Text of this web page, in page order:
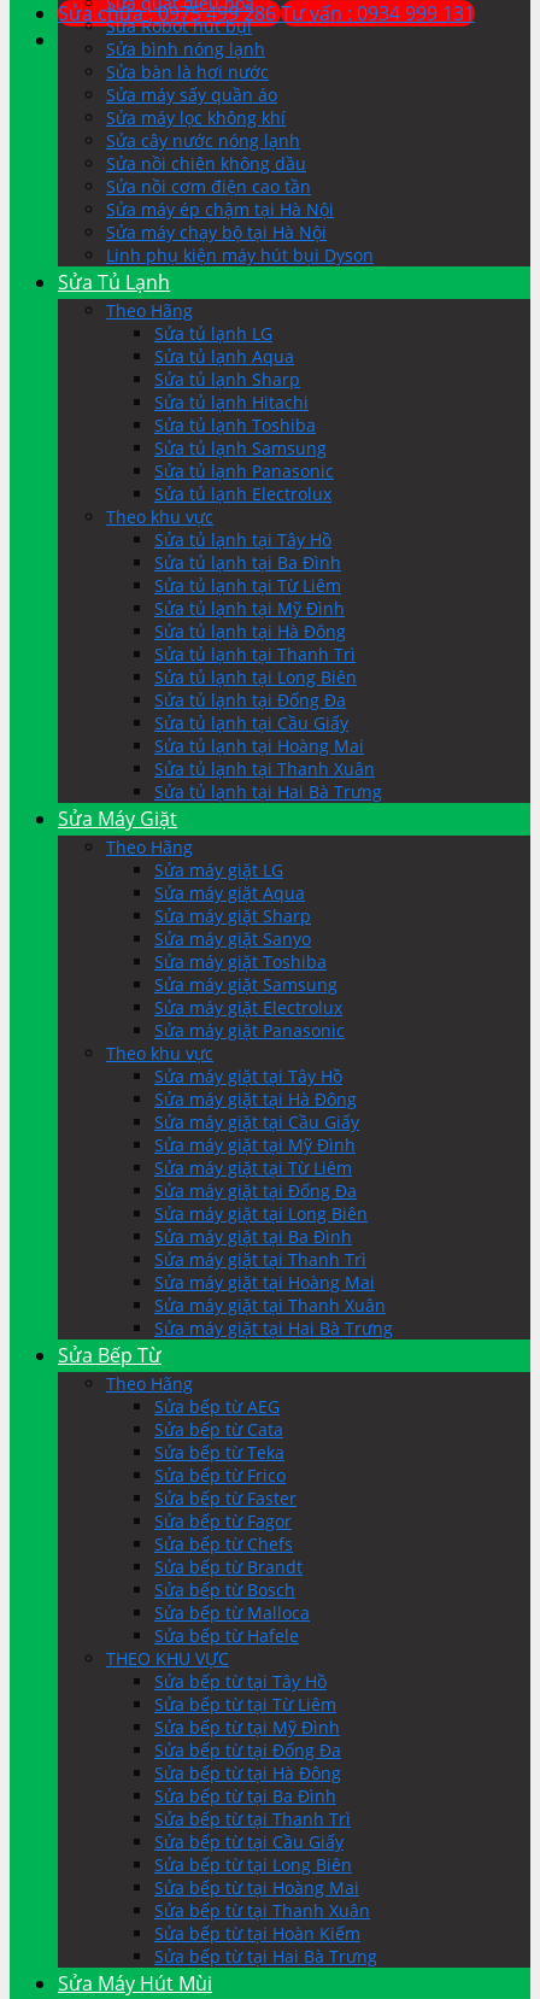
Sửa chữa : 0975 499 286Tư vấn : 0934 999 131
Sửa Robot hút bụi
Sửa bình nóng lạnh
Sửa bàn là hơi nước
Sửa máy sấy quần áo
Sửa máy lọc không khí
Sửa cây nước nóng lạnh
Sửa nồi chiên không dầu
Sửa nồi cơm điện cao tần
Sửa máy ép chậm tại Hà Nội
Sửa máy chạy bộ tại Hà Nội
Linh phụ kiện máy hút bụi Dyson
Sửa Tủ Lạnh
Theo Hãng
Sửa tủ lạnh LG
Sửa tủ lạnh Aqua
Sửa tủ lạnh Sharp
Sửa tủ lạnh Hitachi
Sửa tủ lạnh Toshiba
Sửa tủ lạnh Samsung
Sửa tủ lạnh Panasonic
Sửa tủ lạnh Electrolux
Theo khu vực
Sửa tủ lạnh tại Tây Hồ
Sửa tủ lạnh tại Ba Đình
Sửa tủ lạnh tại Từ Liêm
Sửa tủ lạnh tại Mỹ Đình
Sửa tủ lạnh tại Hà Đông
Sửa tủ lạnh tại Thanh Trì
Sửa tủ lạnh tại Long Biên
Sửa tủ lạnh tại Đống Đa
Sửa tủ lạnh tại Cầu Giấy
Sửa tủ lạnh tại Hoàng Mai
Sửa tủ lạnh tại Thanh Xuân
Sửa tủ lạnh tại Hai Bà Trưng
Sửa Máy Giặt
Theo Hãng
Sửa máy giặt LG
Sửa máy giặt Aqua
Sửa máy giặt Sharp
Sửa máy giặt Sanyo
Sửa máy giặt Toshiba
Sửa máy giặt Samsung
Sửa máy giặt Electrolux
Sửa máy giặt Panasonic
Theo khu vực
Sửa máy giặt tại Tây Hồ
Sửa máy giặt tại Hà Đông
Sửa máy giặt tại Cầu Giấy
Sửa máy giặt tại Mỹ Đình
Sửa máy giặt tại Từ Liêm
Sửa máy giặt tại Đống Đa
Sửa máy giặt tại Long Biên
Sửa máy giặt tại Ba Đình
Sửa máy giặt tại Thanh Trì
Sửa máy giặt tại Hoàng Mai
Sửa máy giặt tại Thanh Xuân
Sửa máy giặt tại Hai Bà Trưng
Sửa Bếp Từ
Theo Hãng
Sửa bếp từ AEG
Sửa bếp từ Cata
Sửa bếp từ Teka
Sửa bếp từ Frico
Sửa bếp từ Faster
Sửa bếp từ Fagor
Sửa bếp từ Chefs
Sửa bếp từ Brandt
Sửa bếp từ Bosch
Sửa bếp từ Malloca
Sửa bếp từ Hafele
THEO KHU VỰC
Sửa bếp từ tại Tây Hồ
Sửa bếp từ tại Từ Liêm
Sửa bếp từ tại Mỹ Đình
Sửa bếp từ tại Đống Đa
Sửa bếp từ tại Hà Đông
Sửa bếp từ tại Ba Đình
Sửa bếp từ tại Thanh Trì
Sửa bếp từ tại Cầu Giấy
Sửa bếp từ tại Long Biên
Sửa bếp từ tại Hoàng Mai
Sửa bếp từ tại Thanh Xuân
Sửa bếp từ tại Hoàn Kiếm
Sửa bếp từ tại Hai Bà Trưng
Sửa Máy Hút Mùi